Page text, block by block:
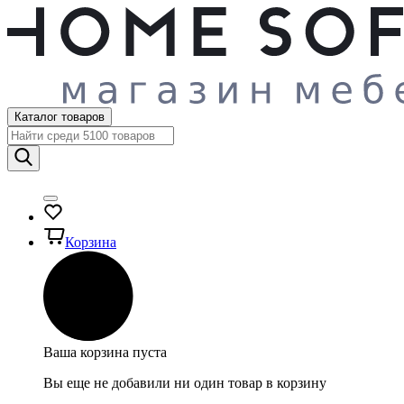
Каталог товаров
Корзина
Ваша корзина пуста
Вы еще не добавили ни один товар в корзину